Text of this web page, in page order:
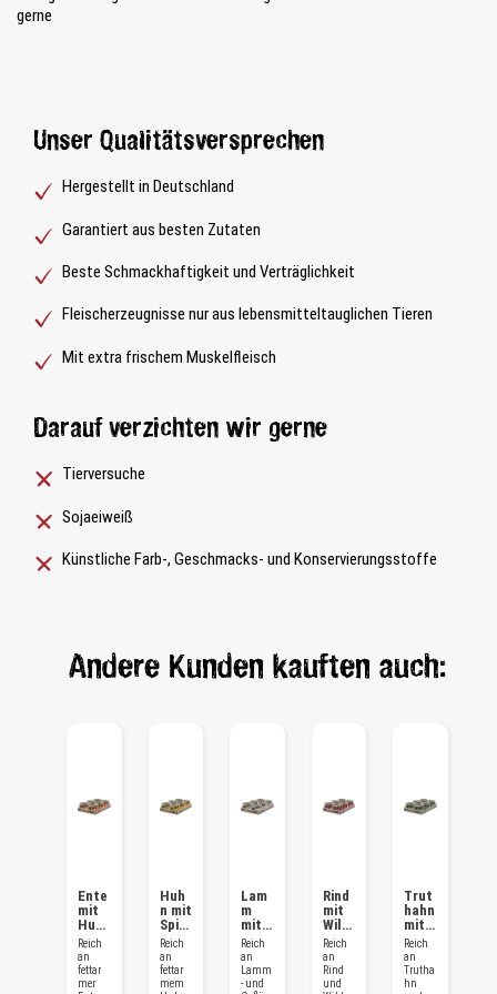
gerne
Unser Qualitätsversprechen
Hergestellt in Deutschland
Garantiert aus besten Zutaten
Beste Schmackhaftigkeit und Verträglichkeit
Fleischerzeugnisse nur aus lebensmitteltauglichen Tieren
Mit extra frischem Muskelfleisch
Darauf verzichten wir gerne
Tierversuche
Sojaeiweiß
Künstliche Farb-, Geschmacks- und Konservierungsstoffe
Andere Kunden kauften auch:
Ente
mit
Huh
n &
Karo
tten
Reich
an
fettar
mer
Huh
n mit
Spin
at
Reich
an
fettar
mem
Lam
m
mit
Gefl
ügel
&
Kürbi
Reich
an
Lamm
- und
Rind
mit
Wild
&
Süßk
arto
ffel
Reich
an
Rind
und
Trut
hahn
mit
Fore
lle &
Cran
berri
Reich
an
Trutha
hn